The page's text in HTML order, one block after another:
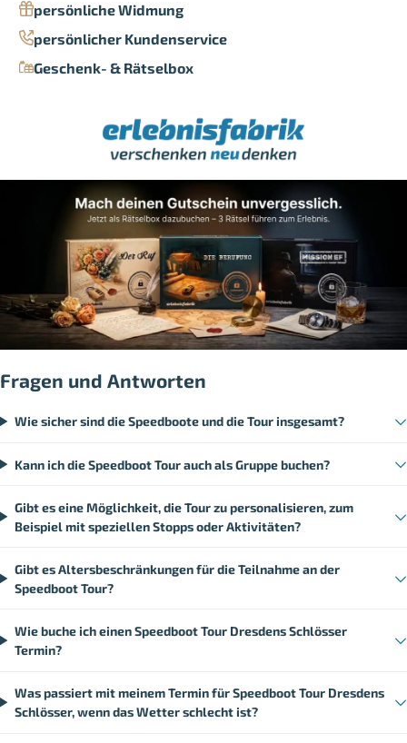
persönliche Widmung
persönlicher Kundenservice
Geschenk- & Rätselbox
Fragen und Antworten
Wie sicher sind die Speedboote und die Tour insgesamt?
Kann ich die Speedboot Tour auch als Gruppe buchen?
Gibt es eine Möglichkeit, die Tour zu personalisieren, zum
Beispiel mit speziellen Stopps oder Aktivitäten?
Gibt es Altersbeschränkungen für die Teilnahme an der
Speedboot Tour?
Wie buche ich einen Speedboot Tour Dresdens Schlösser
Termin?
Was passiert mit meinem Termin für Speedboot Tour Dresdens
Schlösser, wenn das Wetter schlecht ist?